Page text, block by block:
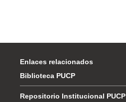
Enlaces relacionados
Biblioteca PUCP
Repositorio Institucional PUCP